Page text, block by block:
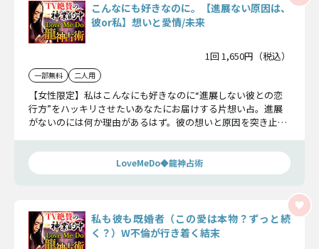
こんなにも好きなのに。【進展ない原因は、
彼or私】想いと愛情/未来
1回 1,650円（税込）
一部無料 二人用
【女性限定】私はこんなにも好きなのに“進展しない彼との恋
行方”をハッキリさせたいあなたにお届けする片想い占。進展
がないのには何か理由があるはず。彼の想いと原因を突き止め
LoveMeDo◆龍神占術
私も彼も既婚者（この愛は本物？ずっと続
く？）W不倫が行き着く結末